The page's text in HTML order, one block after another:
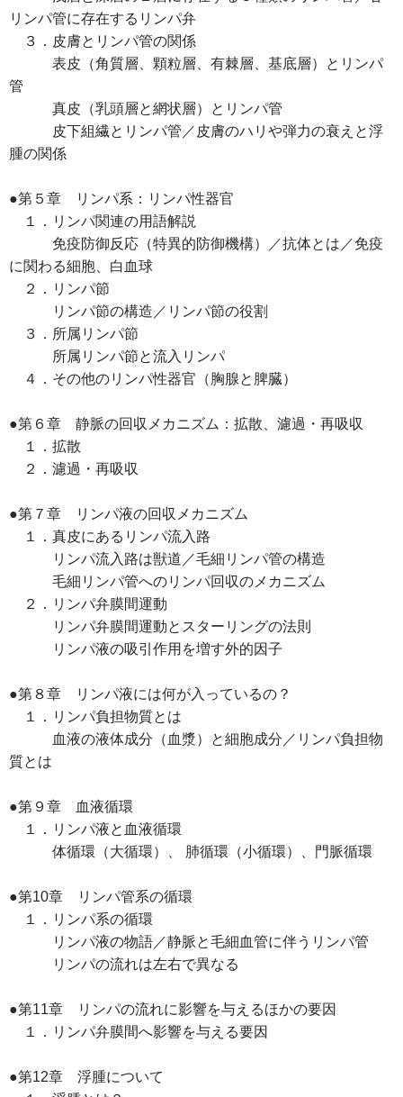
リンパ管に存在するリンパ弁
３．皮膚とリンパ管の関係
表皮（角質層、顆粒層、有棘層、基底層）とリンパ
管
真皮（乳頭層と網状層）とリンパ管
皮下組繊とリンパ管／皮膚のハリや弾力の衰えと浮
腫の関係
●第５章 リンパ系：リンパ性器官
１．リンパ関連の用語解説
免疫防御反応（特異的防御機構）／抗体とは／免疫
に関わる細胞、白血球
２．リンパ節
リンパ節の構造／リンパ節の役割
３．所属リンパ節
所属リンパ節と流入リンパ
４．その他のリンパ性器官（胸腺と脾臓）
●第６章 静脈の回収メカニズム：拡散、濾過・再吸収
１．拡散
２．濾過・再吸収
●第７章 リンパ液の回収メカニズム
１．真皮にあるリンパ流入路
リンパ流入路は獣道／毛細リンパ管の構造
毛細リンパ管へのリンパ回収のメカニズム
２．リンパ弁膜間運動
リンパ弁膜間運動とスターリングの法則
リンパ液の吸引作用を増す外的因子
●第８章 リンパ液には何が入っているの？
１．リンパ負担物質とは
血液の液体成分（血漿）と細胞成分／リンパ負担物
質とは
●第９章 血液循環
１．リンパ液と血液循環
体循環（大循環）、 肺循環（小循環）、門脈循環
●第10章 リンパ管系の循環
１．リンパ系の循環
リンパ液の物語／静脈と毛細血管に伴うリンパ管
リンパの流れは左右で異なる
●第11章 リンパの流れに影響を与えるほかの要因
１．リンパ弁膜間へ影響を与える要因
●第12章 浮腫について